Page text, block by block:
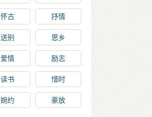
怀古 抒情
送别 思乡
爱情 励志
读书 惜时
婉约 豪放